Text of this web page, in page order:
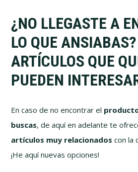
¿NO LLEGASTE A
LO QUE
ARTÍCULOS QUE
PUEDEN
En caso de no encontrar el
buscas, de aquí en adelante te
artículos muy relacionados con la
¡He aquí nuevas opciones!